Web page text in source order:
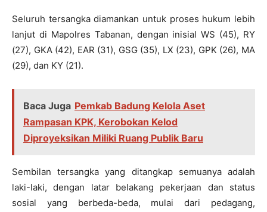
Seluruh tersangka diamankan untuk proses hukum lebih
lanjut di Mapolres Tabanan, dengan inisial WS (45), RY
(27), GKA (42), EAR (31), GSG (35), LX (23), GPK (26), MA
(29), dan KY (21).
Baca Juga Pemkab Badung Kelola Aset
Rampasan KPK, Kerobokan Kelod
Diproyeksikan Miliki Ruang Publik Baru
Sembilan tersangka yang ditangkap semuanya adalah
laki-laki, dengan latar belakang pekerjaan dan status
sosial yang berbeda-beda, mulai dari pedagang,